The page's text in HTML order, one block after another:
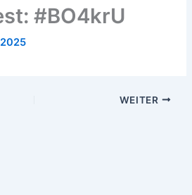
#BO4krU
WEITER